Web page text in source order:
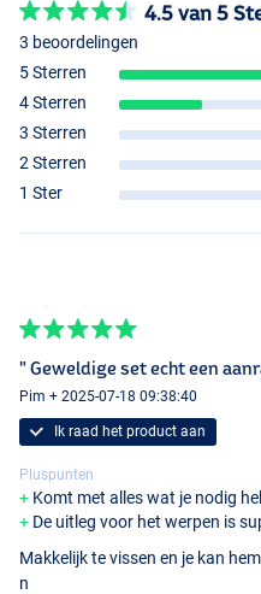
4.5 van 5
3 beoordelingen
5 Sterren
4 Sterren
3 Sterren
2 Sterren
1 Ster
" Geweldige set echt een
Pim + 2025-07-18 09:38:40
Ik raad het product aan
Pluspunten
Komt met alles wat je nodig
De uitleg voor het werpen is
Makkelijk te vissen en je kan
n